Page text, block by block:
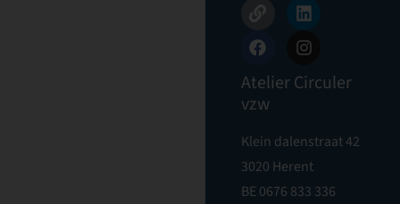
Atelier Circuler
vzw
Klein dalenstraat 42
3020 Herent
BE 0676 833 336